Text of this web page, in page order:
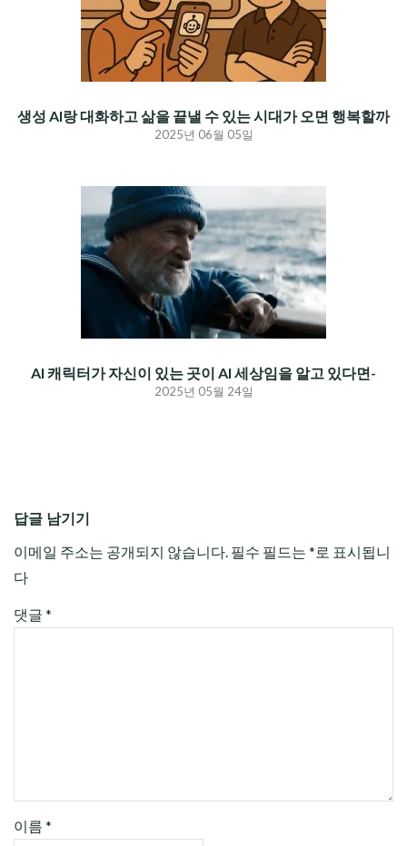
생성 AI랑 대화하고 삶을 끝낼 수 있는 시대가 오면 행복할까
2025년 06월 05일
AI 캐릭터가 자신이 있는 곳이 AI 세상임을 알고 있다면-
2025년 05월 24일
답글 남기기
이메일 주소는 공개되지 않습니다. 필수 필드는 * 로 표시됩니
다
댓글 *
이름 *